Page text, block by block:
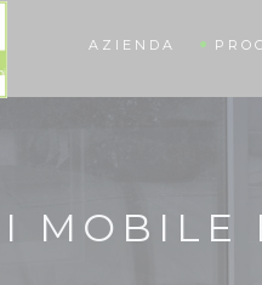
AZIENDA
MOBILE